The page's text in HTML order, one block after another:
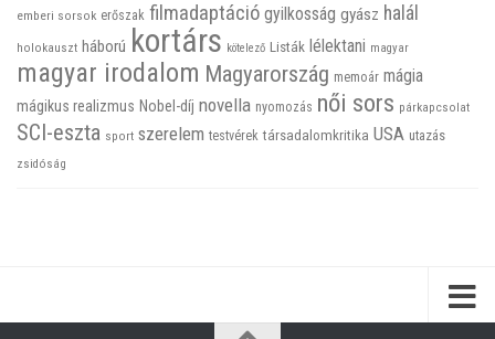
emberi sorsok erőszak filmadaptáció gyilkosság gyász halál
holokauszt háború kortárs kötelező Listák lélektani magyar
magyar irodalom Magyarország memoár mágia
mágikus realizmus Nobel-díj novella nyomozás női sors párkapcsolat
SCI-eszta sport szerelem testvérek társadalomkritika USA utazás
zsidóság